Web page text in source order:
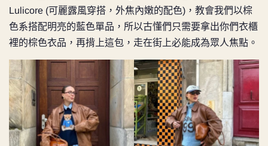
Lulicore (可麗露風穿搭，外焦內嫩的配色)，教會我們以棕
色系搭配明亮的藍色單品，所以古懂們只需要拿出你們衣櫃
裡的棕色衣品，再揹上這包，走在街上必能成為眾人焦點。